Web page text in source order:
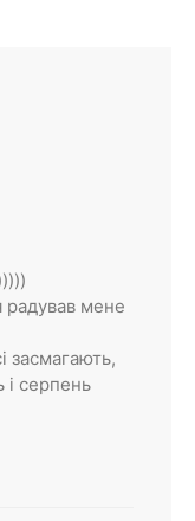
радував мене
засмагають,
серпень